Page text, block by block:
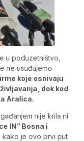
u poduzetništvo,
ne usuđujemo
koje osnivaju
dok kod
Aralica.
nije krila ni
IN” Bosna i
kako je ovo prvi put